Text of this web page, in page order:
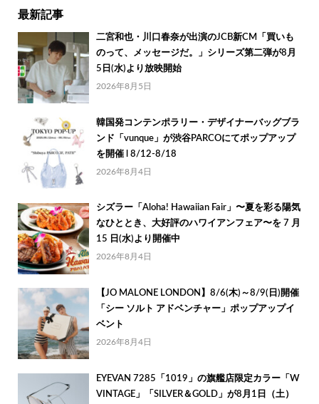
最新記事
二宮和也・川口春奈が出演のJCB新CM「買いも
のって、メッセージだ。」シリーズ第二弾が8月
5日(水)より放映開始
2026年8月5日
韓国発コンテンポラリー・デザイナーバッグブラ
ンド「vunque」が渋谷PARCOにてポップアップ
を開催 l 8/12-8/18
2026年8月4日
シズラー「Aloha! Hawaiian Fair」〜夏を彩る陽気
なひととき、大好評のハワイアンフェア〜を 7 月
15 日(水)より開催中
2026年8月4日
【JO MALONE LONDON】8/6(木)～8/9(日)開催
「シー ソルト アドベンチャー」ポップアップイ
ベント
2026年8月4日
EYEVAN 7285「1019」の旗艦店限定カラー「W
VINTAGE」「SILVER＆GOLD」が8月1日（土）